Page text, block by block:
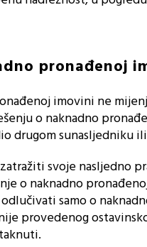
pronađenoj
imovini ne
o naknadno
drugom sunasljedniku
svoje nasljedno
o naknadno
samo o
provedenog